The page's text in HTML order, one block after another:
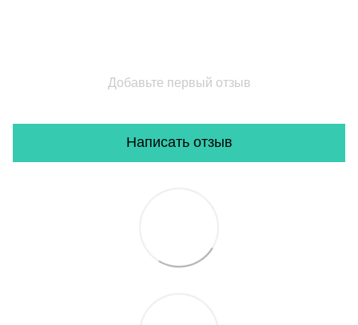
Добавьте первый отзыв
Написать отзыв